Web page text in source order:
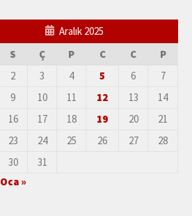
Aralık 2025
S Ç P C C
P
2 3 4 5 6
7
9 10 11 12 13
14
16 17 18 19 20
21
23 24 25 26 27
28
30
31
Oca »